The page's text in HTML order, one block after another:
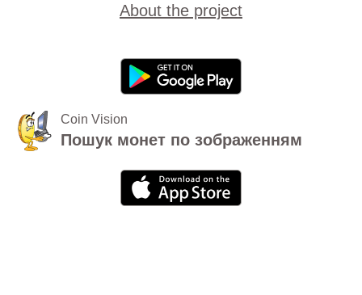
About the project
Coin Vision
Пошук монет по зображенням